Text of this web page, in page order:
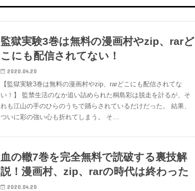
監獄実験3巻は無料の漫画村やzip、rarど
こにも配信されてない！
2020.04.20
【監獄実験3巻は無料の漫画村やzip、rarどこにも配信されてな
い！】 監禁生活のなか追い詰められた桐島彩は脱走を計るが、そ
れも江山の手のひらのうちで踊らされているだけだった。 結果、
ついに彩の強い心も折れてしまう。 そ…
血の轍7巻を完全無料で読破する裏技解
説！漫画村、zip、rarの時代は終わった
2020.04.20